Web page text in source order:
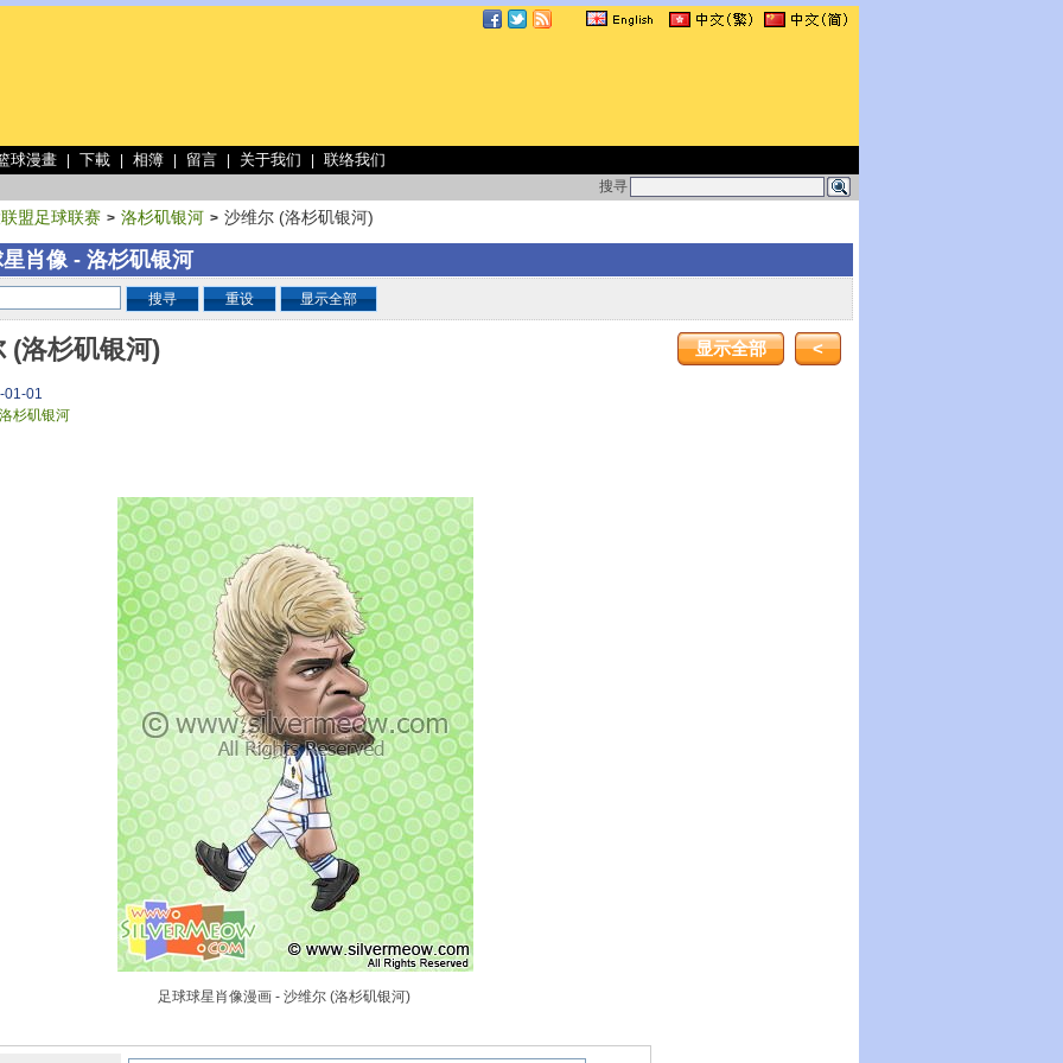
球漫畫 下載 相簿 留言 关于我们 联络我们
搜寻
盟足球联赛 > 洛杉矶银河 > 沙维尔 (洛杉矶银河)
肖像 - 洛杉矶银河
搜寻 重设 显示全部
(洛杉矶银河) 显示全部 <
01-01
洛杉矶银河
足球球星肖像漫画 - 沙维尔 (洛杉矶银河)